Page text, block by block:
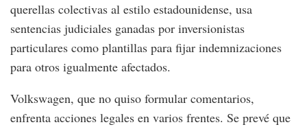
querellas colectivas al estilo estadounidense, usa
sentencias judiciales ganadas por inversionistas
particulares como plantillas para fijar indemnizaciones
para otros igualmente afectados.
Volkswagen, que no quiso formular comentarios,
enfrenta acciones legales en varios frentes. Se prevé que